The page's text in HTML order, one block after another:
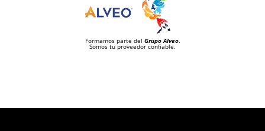
Formamos parte del Grupo Alveo.
Somos tu proveedor confiable.